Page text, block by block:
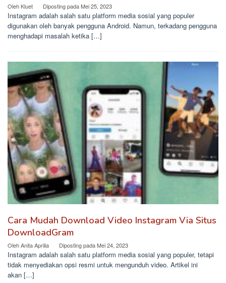
Oleh Kluet Diposting padaMei 25, 2023
Instagram adalah salah satu platform media sosial yang populer
digunakan oleh banyak pengguna Android. Namun, terkadang pengguna
menghadapi masalah ketika […]
Cara Mudah Download Video Instagram Via Situs
DownloadGram
OlehAnita Aprilia Diposting padaMei 24, 2023
Instagram adalah salah satu platform media sosial yang populer, tetapi
tidak menyediakan opsi resmi untuk mengunduh video. Artikel ini
akan […]